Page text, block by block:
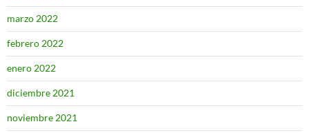
marzo 2022
febrero 2022
enero 2022
diciembre 2021
noviembre 2021